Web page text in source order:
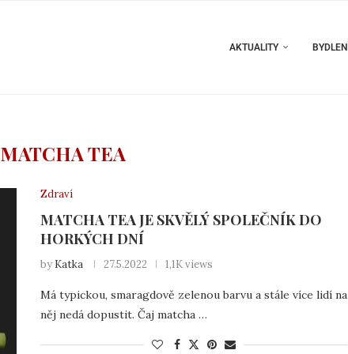
AKTUALITY BYDLENÍ
MATCHA TEA
Zdraví
MATCHA TEA JE SKVĚLÝ SPOLEČNÍK DO
HORKÝCH DNÍ
by Katka 27.5.2022 1,1K views
Má typickou, smaragdově zelenou barvu a stále více lidí na
něj nedá dopustit. Čaj matcha …